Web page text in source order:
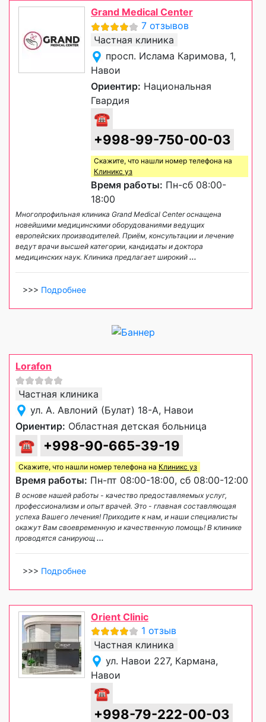
Grand Medical Center
7 отзывов
Частная клиника
просп. Ислама Каримова, 1,
Навои
Ориентир: Национальная
Гвардия
☎
+998-99-750-00-03
Скажите, что нашли номер телефона на
Клиникс уз
Время работы: Пн-сб 08:00-
18:00
Многопрофильная клиника Grand Medical Center оснащена
новейшими медицинскими оборудованиями ведущих
европейских производителей. Приём, консультации и лечение
ведут врачи высшей категории, кандидаты и доктора
медицинских наук. Клиника предлагает широкий ...
>>> Подробнее
Lorafon
Частная клиника
ул. А. Авлоний (Булат) 18-А, Навои
Ориентир: Областная детская больница
☎ +998-90-665-39-19
Скажите, что нашли номер телефона на Клиникс уз
Время работы: Пн-пт 08:00-18:00, сб 08:00-12:00
В основе нашей работы - качество предоставляемых услуг,
профессионализм и опыт врачей. Это - главная составляющая
успеха Вашего лечения! Приходите к нам, и наши специалисты
окажут Вам своевременную и качественную помощь! В клинике
проводятся санирующ ...
>>> Подробнее
Orient Clinic
1 отзыв
Частная клиника
ул. Навои 227, Кармана,
Навои
☎
+998-79-222-00-03